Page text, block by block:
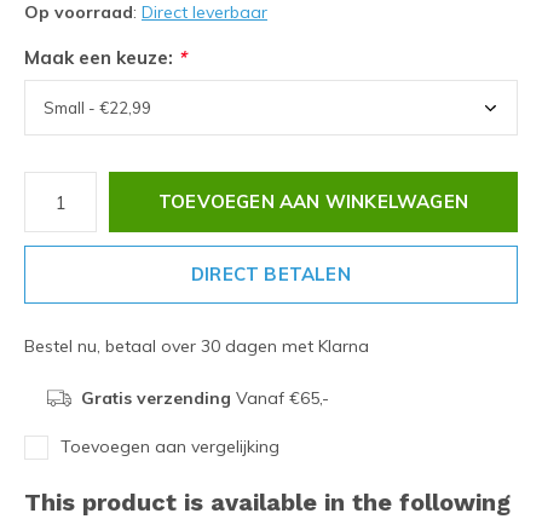
Op voorraad: Direct leverbaar
Maak een keuze: *
TOEVOEGEN AAN WINKELWAGEN
DIRECT BETALEN
Bestel nu, betaal over 30 dagen met Klarna
Gratis verzending Vanaf €65,-
Toevoegen aan vergelijking
This product is available in the following